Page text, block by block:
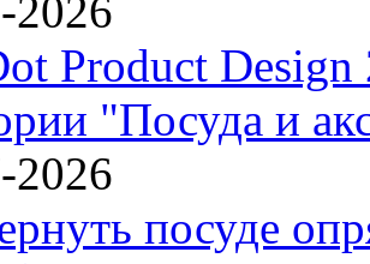
2026
Product Design
"Посуда и
2026
посуде